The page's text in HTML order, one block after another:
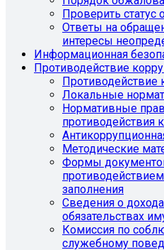
Проверить статус
Ответы на
интересы
Информационная
Противодействие
Противодействие
Локальные
Нормативные
противодействия
Методические
Формы
заполнения
Сведения о
обязательствах
Комиссия по
служебному